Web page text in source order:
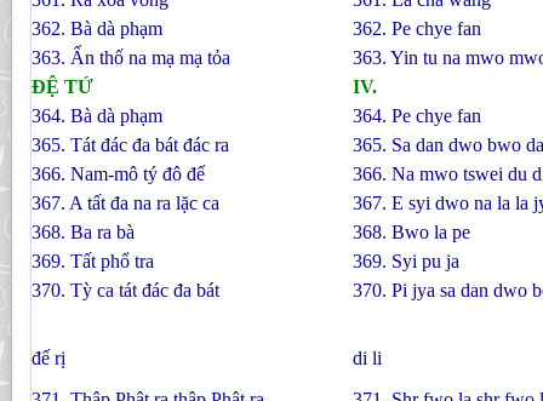
362. Bà dà phạm
362. Pe chye fan
363. Ấn thố na mạ mạ tỏa
363. Yin tu na mwo
ÐỆ TỨ
IV.
364. Bà dà phạm
364. Pe chye fan
365. Tát đác đa bát đác ra
365. Sa dan dwo bwo
366. Nam-mô tý đô đế
366. Na mwo tswei du
367. A tất đa na ra lặc ca
367. E syi dwo na la la
368. Ba ra bà
368. Bwo la pe
369. Tất phổ tra
369. Syi pu ja
370. Tỳ ca tát đác đa bát
đế rị
370. Pi jya sa dan dwo
di li